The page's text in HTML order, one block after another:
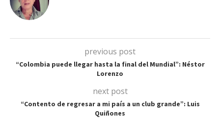
previous post
“Colombia puede llegar hasta la final del Mundial”: Néstor
Lorenzo
next post
“Contento de regresar a mi país a un club grande”: Luis
Quiñones